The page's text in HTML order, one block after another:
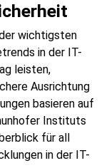
wichtigsten
in der IT-
leisten,
Ausrichtung
basieren auf
Instituts
für all
in der IT-